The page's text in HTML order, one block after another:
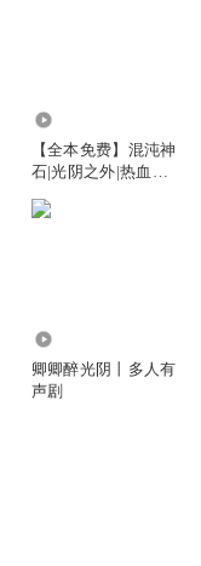
【全本免费】混沌神
石|光阴之外|热血玄
卿卿醉光阴丨多人有
声剧